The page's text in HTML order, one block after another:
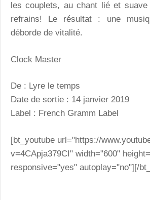
les couplets, au chant lié et
refrains! Le résultat : une
déborde de vitalité.
Clock Master
De : Lyre le temps
Date de sortie : 14 janvier 2019
Label : French Gramm Label
[bt_youtube url="https://
v=4CApja379CI" width="600"
responsive="yes" autoplay="no"][/